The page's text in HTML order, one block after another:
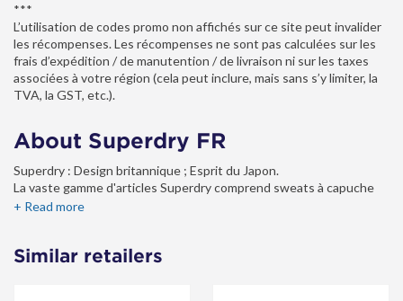
***
L’utilisation de codes promo non affichés sur ce site peut invalider
les récompenses. Les récompenses ne sont pas calculées sur les
frais d’expédition / de manutention / de livraison ni sur les taxes
associées à votre région (cela peut inclure, mais sans s’y limiter, la
TVA, la GST, etc.).
About Superdry FR
Superdry : Design britannique ; Esprit du Japon.
La vaste gamme d'articles Superdry comprend sweats à capuche
homme, vestes homme, sacs homme, doudounes sans manches
+ Read more
Similar retailers